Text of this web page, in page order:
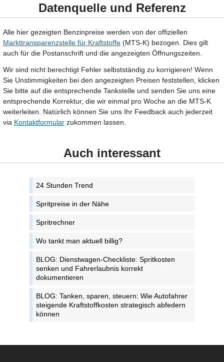
Datenquelle und Referenz
Alle hier gezeigten Benzinpreise werden von der offiziellen
Markttransparenzstelle für Kraftstoffe (MTS-K) bezogen. Dies gilt
auch für die Postanschrift und die angezeigten Öffnungszeiten.
Wir sind nicht berechtigt Fehler selbstständig zu korrigieren! Wenn
Sie Unstimmigkeiten bei den angezeigten Preisen feststellen, klicken
Sie bitte auf die entsprechende Tankstelle und senden Sie uns eine
entsprechende Korrektur, die wir einmal pro Woche an die MTS-K
weiterleiten. Natürlich können Sie uns Ihr Feedback auch jederzeit
via Kontaktformular zukommen lassen.
Auch interessant
24 Stunden Trend
Spritpreise in der Nähe
Spritrechner
Wo tankt man aktuell billig?
BLOG: Dienstwagen-Checkliste: Spritkosten
senken und Fahrerlaubnis korrekt
dokumentieren
BLOG: Tanken, sparen, steuern: Wie Autofahrer
steigende Kraftstoffkosten strategisch abfedern
können